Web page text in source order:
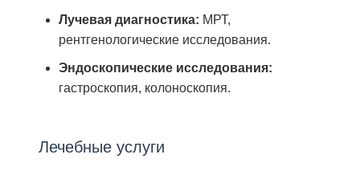
Лучевая диагностика: МРТ,
рентгенологические исследования.
Эндоскопические исследования:
гастроскопия, колоноскопия.
Лечебные услуги